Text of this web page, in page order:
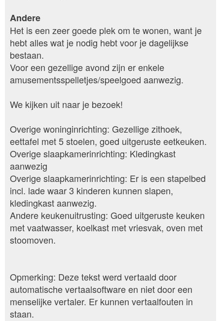
Andere
Het is een zeer goede plek om te wonen, want je
hebt alles wat je nodig hebt voor je dagelijkse
bestaan.
Voor een gezellige avond zijn er enkele
amusementsspelletjes/speelgoed aanwezig.
We kijken uit naar je bezoek!
Overige woninginrichting: Gezellige zithoek,
eettafel met 5 stoelen, goed uitgeruste eetkeuken.
Overige slaapkamerinrichting: Kledingkast
aanwezig
Overige slaapkamerinrichting: Er is een stapelbed
incl. lade waar 3 kinderen kunnen slapen,
kledingkast aanwezig.
Andere keukenuitrusting: Goed uitgeruste keuken
met vaatwasser, koelkast met vriesvak, oven met
stoomoven.
Opmerking: Deze tekst werd vertaald door
automatische vertaalsoftware en niet door een
menselijke vertaler. Er kunnen vertaalfouten in
staan.